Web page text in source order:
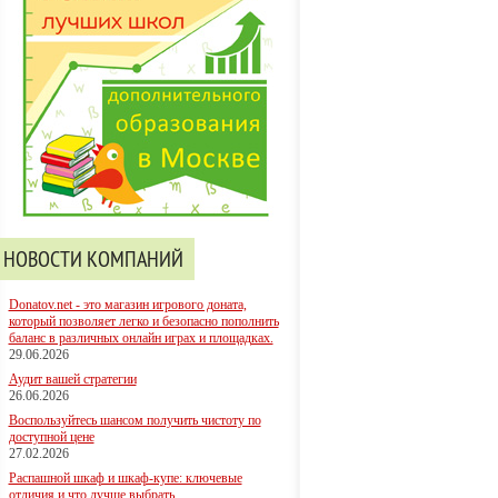
НОВОСТИ КОМПАНИЙ
Donatov.net - это магазин игрового доната,
который позволяет легко и безопасно пополнить
баланс в различных онлайн играх и площадках.
29.06.2026
Аудит вашей стратегии
26.06.2026
Воспользуйтесь шансом получить чистоту по
доступной цене
27.02.2026
Распашной шкаф и шкаф-купе: ключевые
отличия и что лучше выбрать